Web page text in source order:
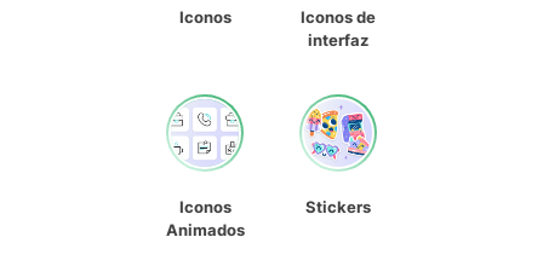
Iconos
Iconos de
interfaz
Iconos
Animados
Stickers